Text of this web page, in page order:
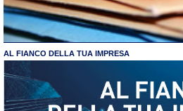
AL FIANCO DELLA TUA IMPRESA